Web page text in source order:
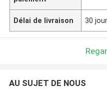
Délai de livraison 30
AU SUJET DE NOUS